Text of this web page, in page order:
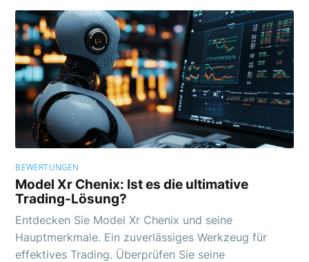
BEWERTUNGEN
Model Xr Chenix: Ist es die ultimative
Trading-Lösung?
Entdecken Sie Model Xr Chenix und seine
Hauptmerkmale. Ein zuverlässiges Werkzeug für
effektives Trading. Überprüfen Sie seine